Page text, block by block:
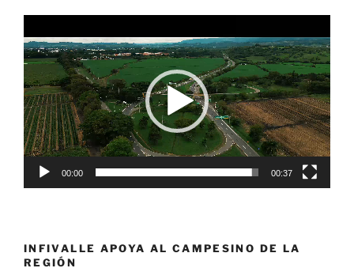
de
vídeo
00:00 00:37
INFIVALLE APOYA AL CAMPESINO DE LA
REGIÓN